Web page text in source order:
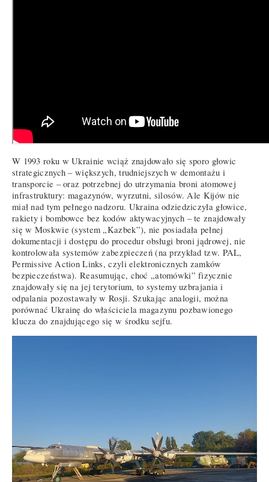
W 1993 roku w Ukrainie wciąż znajdowało się sporo głowic
strategicznych – większych, trudniejszych w demontażu i
transporcie – oraz potrzebnej do utrzymania broni atomowej
infrastruktury: magazynów, wyrzutni, silosów. Ale Kijów nie
miał nad tym pełnego nadzoru. Ukraina odziedziczyła głowice,
rakiety i bombowce bez kodów aktywacyjnych – te znajdowały
się w Moskwie (system „Kazbek”), nie posiadała pełnej
dokumentacji i dostępu do procedur obsługi broni jądrowej, nie
kontrolowała systemów zabezpieczeń (na przykład tzw. PAL,
Permissive Action Links, czyli elektronicznych zamków
bezpieczeństwa). Reasumując, choć „atomówki” fizycznie
znajdowały się na jej terytorium, to systemy uzbrajania i
odpalania pozostawały w Rosji. Szukając analogii, można
porównać Ukrainę do właściciela magazynu pozbawionego
klucza do znajdującego się w środku sejfu.